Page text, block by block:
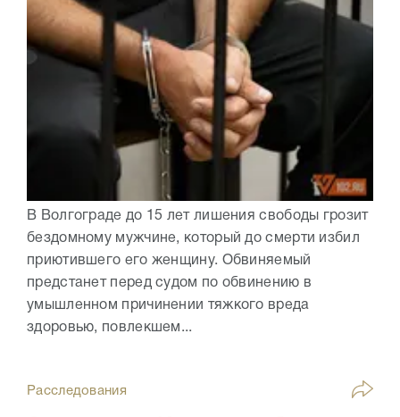
В Волгограде до 15 лет лишения свободы грозит
бездомному мужчине, который до смерти избил
приютившего его женщину. Обвиняемый
предстанет перед судом по обвинению в
умышленном причинении тяжкого вреда
здоровью, повлекшем...
Расследования